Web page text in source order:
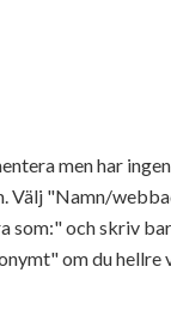
men har
Välj "Namn/
som:" och skriv
om du hellre